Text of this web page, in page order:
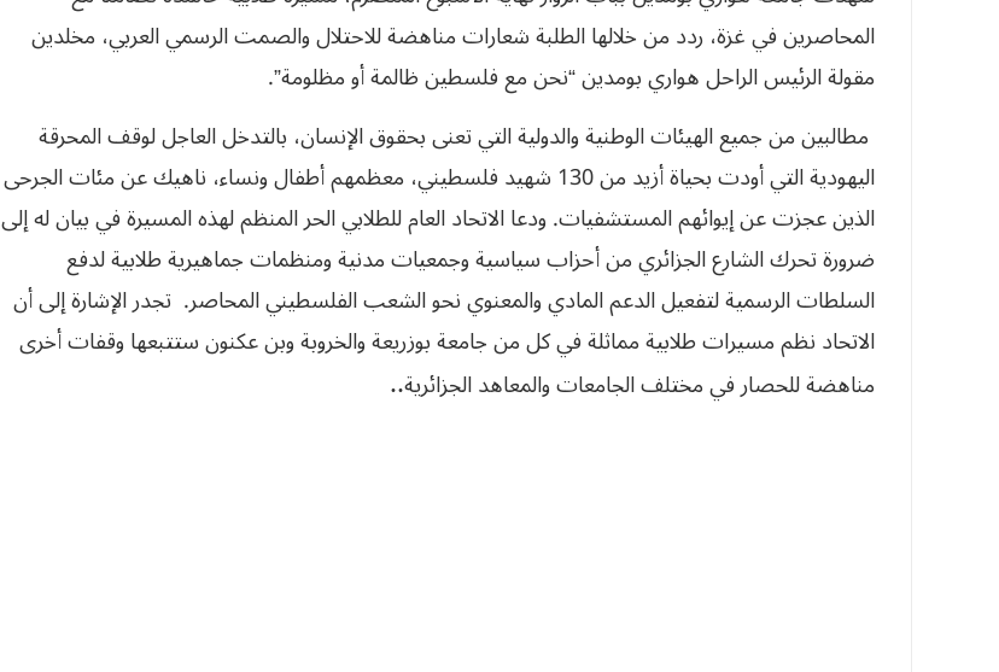
المحاصرين في غزة، ردد من خلالها الطلبة شعارات مناهضة للاحتلال والصمت الرسمي العربي، مخلدين
مقولة الرئيس الراحل هواري بومدين “نحن مع فلسطين ظالمة أو مظلومة”.
مطالبين من جميع الهيئات الوطنية والدولية التي تعنى بحقوق الإنسان، بالتدخل العاجل لوقف المحرقة
اليهودية التي أودت بحياة أزيد من 130 شهيد فلسطيني، معظمهم أطفال ونساء، ناهيك عن مئات الجرحى
الذين عجزت عن إيوائهم المستشفيات. ودعا الاتحاد العام للطلابي الحر المنظم لهذه المسيرةفيبيانلهإلى
ضرورةتحركالشارعالجزائريمنأحزابسياسيةوجمعياتمدنيةومنظماتجماهيريةطلابيةلدفع
السلطاتالرسميةلتفعيلالدعمالماديوالمعنوينحوالشعبالفلسطينيالمحاصر. تجدرالإشارةإلىأن
الاتحادنظممسيراتطلابيةمماثلةفيكلمنجامعةبوزريعةوالخروبةوبنعكنونستتبعهاوقفاتأخرى
مناهضةللحصارفيمختلفالجامعاتوالمعاهدالجزائرية..